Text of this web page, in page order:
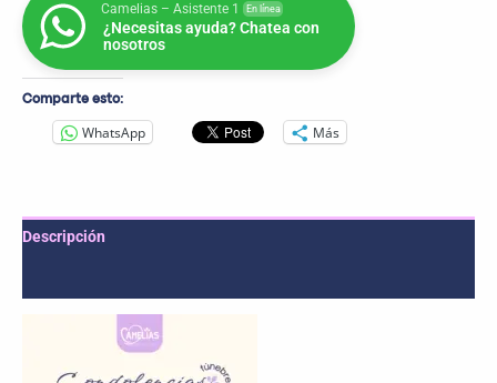
Camelias – Asistente 1 En línea
¿Necesitas ayuda? Chatea con
nosotros
Comparte esto:
WhatsApp Más
Descripción